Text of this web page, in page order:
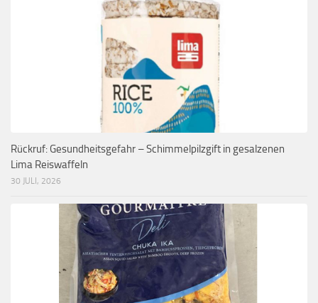
Rückruf: Gesundheitsgefahr – Schimmelpilzgift in gesalzenen
Lima Reiswaffeln
30 JULI, 2026